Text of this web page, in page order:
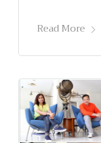
Read More